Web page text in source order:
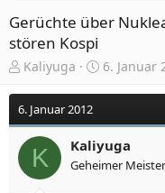
Gerüchte über
stören Kospi
E
s
t
l
Kaliyuga
E
s
l
l
6. Januar
6. Januar 2012
K Kaliyuga
Geheimer Meister